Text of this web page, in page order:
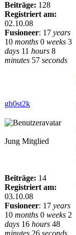
Beiträge: 128
Registriert am:
02.10.08
Fusioneer: 17 years
10 months 0 weeks 3
days 11 hours 8
minutes 57 seconds
gh0st2k
Jung Mitglied
Beiträge: 14
Registriert am:
03.10.08
Fusioneer: 17 years
10 months 0 weeks 2
days 16 hours 48
minutes 26 seconds